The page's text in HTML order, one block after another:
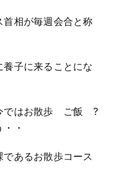
首相が毎週会合と称
子に来ることにな
ではお散歩 ご飯 ?
・
あるお散歩コース